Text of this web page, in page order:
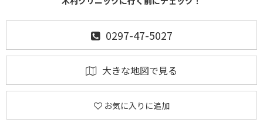
0297-47-5027
大きな地図で見る
お気に入りに追加